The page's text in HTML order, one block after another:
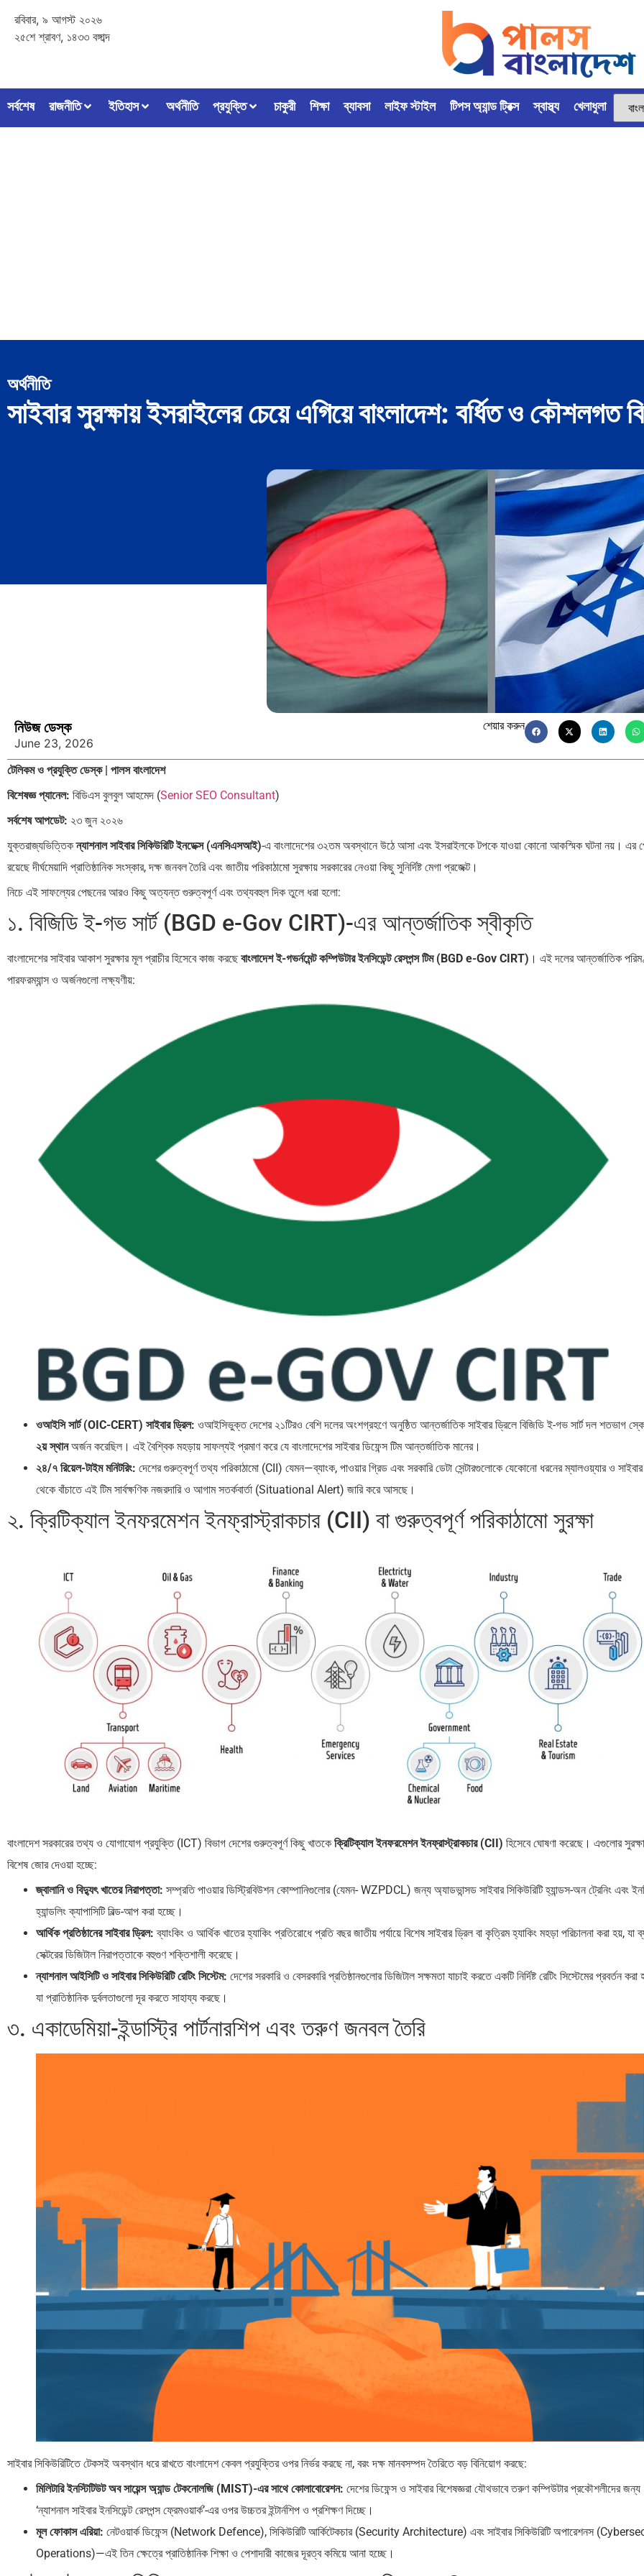
রবিবার, ৯ আগস্ট ২০২৬
২৫শে শ্রাবণ, ১৪৩৩ বঙ্গাব্দ
সর্বশেষ রাজনীতি ইতিহাস অর্থনীতি প্রযুক্তি চাকুরী শিক্ষা ব্যাবসা লাইফ স্টাইল টিপস অ্যান্ড ট্রিক্স স্বাস্থ্য খেলাধুলা
অর্থনীতি
সাইবার সুরক্ষায় ইসরাইলের চেয়ে এগিয়ে বাংলাদেশ: বর্ধিত ও কৌশলগত
নিউজ ডেস্ক
June 23, 2026
শেয়ার করুন
টেলিকম ও প্রযুক্তি ডেস্ক | পালস বাংলাদেশ
বিশেষজ্ঞ প্যানেল: বিডিএস বুলবুল আহমেদ (Senior SEO Consultant)
সর্বশেষ আপডেট: ২৩ জুন ২০২৬
যুক্তরাজ্যভিত্তিকন্যাশনাল সাইবার সিকিউরিটি ইনডেক্স (এনসিএসআই)-এ বাংলাদেশের ৩২তম অবস্থানে উঠে আসা এবং ইসরাইলকে টপকে যাওয়া কোনো আকস্মিক ঘটনা নয়। এর
রয়েছে দীর্ঘমেয়াদি প্রাতিষ্ঠানিক সংস্কার, দক্ষ জনবল তৈরি এবং জাতীয় পরিকাঠামো সুরক্ষায় সরকারের নেওয়া কিছু সুনির্দিষ্ট মেগা প্রজেক্ট।
নিচে এই সাফল্যের পেছনের আরও কিছু অত্যন্ত গুরুত্বপূর্ণ এবং তথ্যবহুল দিক তুলে ধরা হলো:
১. বিজিডি ই-গভ সার্ট (BGD e-Gov CIRT)-এর আন্তর্জাতিক স্বীকৃতি
বাংলাদেশের সাইবার আকাশ সুরক্ষার মূল প্রাচীর হিসেবে কাজ করছেবাংলাদেশ ই-গভর্নমেন্ট কম্পিউটার ইনসিডেন্ট রেসপন্স টিম (BGD e-Gov CIRT) । এই দলের আন্তর্জাতিক
পারফরম্যান্স ও অর্জনগুলো লক্ষ্যণীয়:
ওআইসি সার্ট (OIC-CERT) সাইবার ড্রিল: ওআইসিভুক্ত দেশের ২১টিরও বেশি দলের অংশগ্রহণে অনুষ্ঠিত আন্তর্জাতিক সাইবার ড্রিলে বিজিডি ই-গভ সার্ট দল শতভাগ
২য় স্থানঅর্জন করেছিল। এই বৈশ্বিক মহড়ায় সাফল্যই প্রমাণ করে যে বাংলাদেশের সাইবার ডিফেন্স টিম আন্তর্জাতিক মানের।
২৪/৭ রিয়েল-টাইম মনিটরিং: দেশের গুরুত্বপূর্ণ তথ্য পরিকাঠামো (CII) যেমন—ব্যাংক, পাওয়ার গ্রিড এবং সরকারি ডেটা সেন্টারগুলোকে যেকোনো ধরনের ম্যালওয়্যার ও সাইবার
থেকে বাঁচাতে এই টিম সার্বক্ষণিক নজরদারি ও আগাম সতর্কবার্তা (Situational Alert) জারি করে আসছে।
২. ক্রিটিক্যাল ইনফরমেশন ইনফ্রাস্ট্রাকচার (CII) বা গুরুত্বপূর্ণ পরিকাঠামো সুরক্ষা
বাংলাদেশ সরকারের তথ্য ও যোগাযোগ প্রযুক্তি (ICT) বিভাগ দেশের গুরুত্বপূর্ণ কিছু খাতকে ক্রিটিক্যাল ইনফরমেশন ইনফ্রাস্ট্রাকচার (CII) হিসেবে ঘোষণা করেছে। এগুলোর
বিশেষ জোর দেওয়া হচ্ছে:
জ্বালানি ও বিদ্যুৎ খাতের নিরাপত্তা: সম্প্রতি পাওয়ার ডিস্ট্রিবিউশন কোম্পানিগুলোর (যেমন- WZPDCL) জন্য অ্যাডভান্সড সাইবার সিকিউরিটি হ্যান্ডস-অন ট্রেনিং এবং
হ্যান্ডলিং ক্যাপাসিটি বিল্ড-আপ করা হচ্ছে।
আর্থিক প্রতিষ্ঠানের সাইবার ড্রিল: ব্যাংকিং ও আর্থিক খাতের হ্যাকিং প্রতিরোধে প্রতি বছর জাতীয় পর্যায়ে বিশেষ সাইবার ড্রিল বা কৃত্রিম হ্যাকিং মহড়া পরিচালনা করা হয়, যা
সেক্টরের ডিজিটাল নিরাপত্তাকে বহুগুণ শক্তিশালী করেছে।
ন্যাশনাল আইসিটি ও সাইবার সিকিউরিটি রেটিং সিস্টেম: দেশের সরকারি ও বেসরকারি প্রতিষ্ঠানগুলোর ডিজিটাল সক্ষমতা যাচাই করতে একটি নির্দিষ্ট রেটিং সিস্টেমের প্রবর্তন করা
যা প্রাতিষ্ঠানিক দুর্বলতাগুলো দূর করতে সাহায্য করছে।
৩. একাডেমিয়া-ইন্ডাস্ট্রি পার্টনারশিপ এবং তরুণ জনবল তৈরি
সাইবার সিকিউরিটিতে টেকসই অবস্থান ধরে রাখতে বাংলাদেশ কেবল প্রযুক্তির ওপর নির্ভর করছে না, বরং দক্ষ মানবসম্পদ তৈরিতে বড় বিনিয়োগ করছে:
মিলিটারি ইনস্টিটিউট অব সায়েন্স অ্যান্ড টেকনোলজি (MIST)-এর সাথে কোলাবোরেশন: দেশের ডিফেন্স ও সাইবার বিশেষজ্ঞরা যৌথভাবে তরুণ কম্পিউটার প্রকৌশলীদের জন্য
‘ন্যাশনাল সাইবার ইনসিডেন্ট রেসপন্স ফ্রেমওয়ার্ক’-এর ওপর উচ্চতর ইন্টার্নশিপ ও প্রশিক্ষণ দিচ্ছে।
মূল ফোকাস এরিয়া: নেটওয়ার্ক ডিফেন্স (Network Defence), সিকিউরিটি আর্কিটেকচার (Security Architecture) এবং সাইবার সিকিউরিটি অপারেশনস
Operations)—এই তিন ক্ষেত্রে প্রাতিষ্ঠানিক শিক্ষা ও পেশাদারী কাজের দূরত্ব কমিয়ে আনা হচ্ছে।